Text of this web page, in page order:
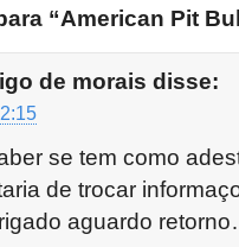
“American Pit
de morais disse:
se tem como
de trocar
aguardo